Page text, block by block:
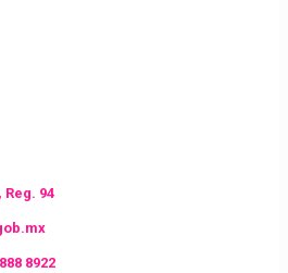
94
8922